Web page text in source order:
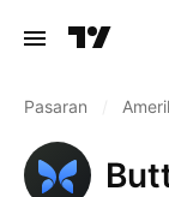
Pasaran